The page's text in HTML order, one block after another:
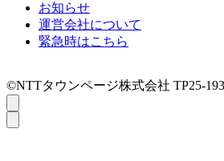
お知らせ
運営会社について
緊急時はこちら
©NTTタウンページ株式会社 TP25-193